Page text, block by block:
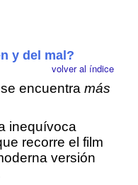
y del mal?
volver al índice
encuentramás
inequívoca
recorre el film
versión